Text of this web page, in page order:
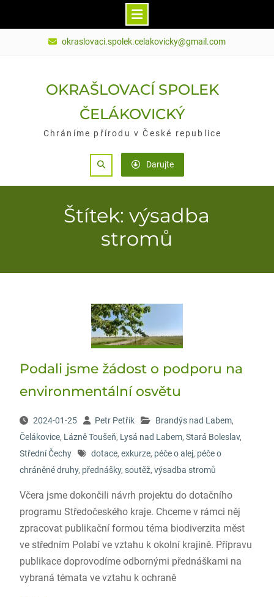
okraslovaci.spolek.celakovicky@gmail.com
OKRAŠLOVACÍ SPOLEK
ČELÁKOVICKÝ
Chráníme přírodu v České republice
Search Darujte
Štítek: výsadba
stromů
Podali jsme žádost o podporu na
environmentální osvětu
2024-01-25 Petr Petřík Brandýs nad Labem,
Čelákovice, Lázně Toušeň, Lysá nad Labem, Stará Boleslav,
Střední Čechy
dotace, exkurze, péče o alej, péče o
chráněné druhy, přednášky, soutěž, výsadba stromů
Včera jsme dokončili návrh projektu do dotačního
programu Středočeského kraje. Chceme v rámci něj
zpracovat publikační formou téma biodiverzita měst
ve středním Polabí ve vztahu k okolní krajině. Přípravu
publikace doprovodíme odbornými přednáškami na
vybraná témata ve vztahu k ochraně